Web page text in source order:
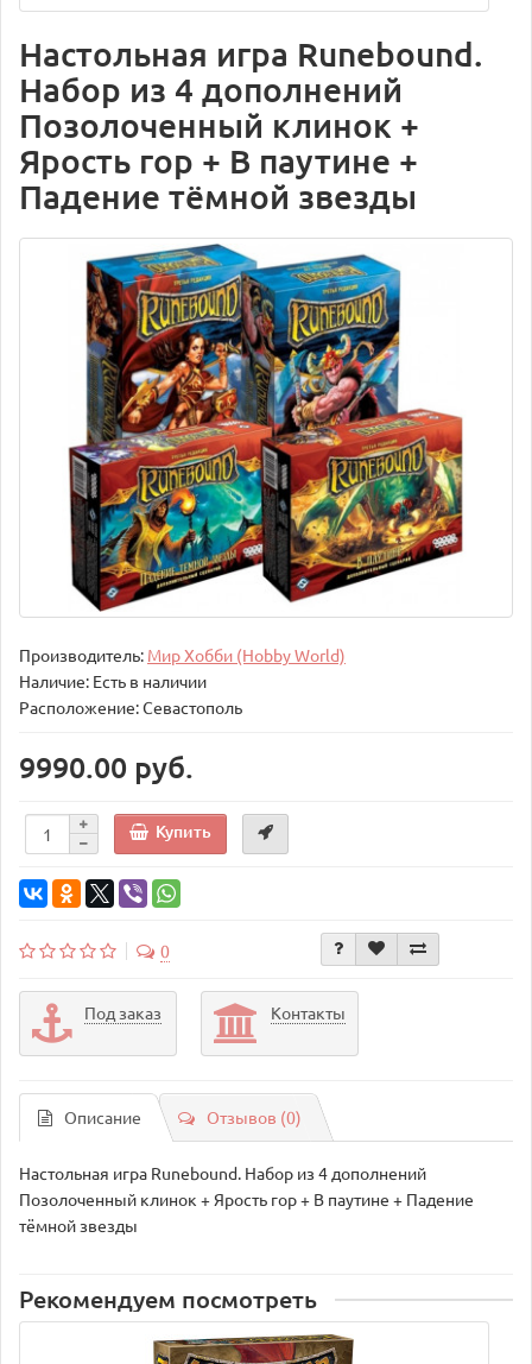
Настольная игра Runebound.
Набор из 4 дополнений
Позолоченный клинок +
Ярость гор + В паутине +
Падение тёмной звезды
Производитель: Мир Хобби (Hobby World)
Наличие: Есть в наличии
Расположение: Севастополь
9990.00 руб.
Купить
0
Под заказ Контакты
Описание Отзывов (0)
Настольная игра Runebound. Набор из 4 дополнений
Позолоченный клинок + Ярость гор + В паутине + Падение
тёмной звезды
Рекомендуем посмотреть